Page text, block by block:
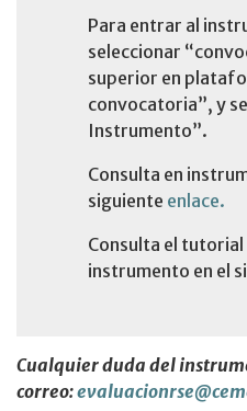
Para entrar al
seleccionar
superior en
convocatoria”, y
Instrumento”.
Consulta en
siguiente enlace.
Consulta el
instrumento en el
Cualquier duda del
correo: